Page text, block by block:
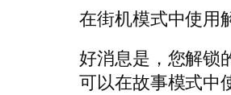
在街机模式中使用
好消息是，您解锁
可以在故事模式中